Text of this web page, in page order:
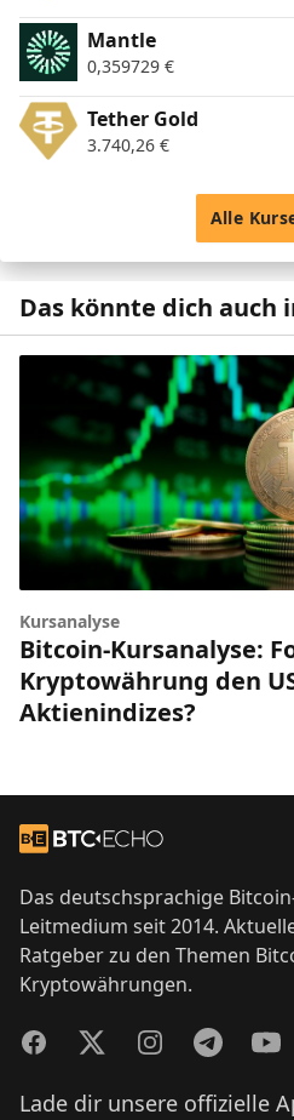
Mantle
0,359729 €
Tether Gold
3.740,26 €
Alle
Das könnte dich auch
Kursanalyse
Bitcoin-Kursanalyse:
Kryptowährung den
Aktienindizes?
Zur Startseite
Das deutschsprachige
Leitmedium seit 2014.
Ratgeber zu den Themen
Kryptowährungen.
FacebookTwitterInstagramTelegram
Lade dir unsere offizielle